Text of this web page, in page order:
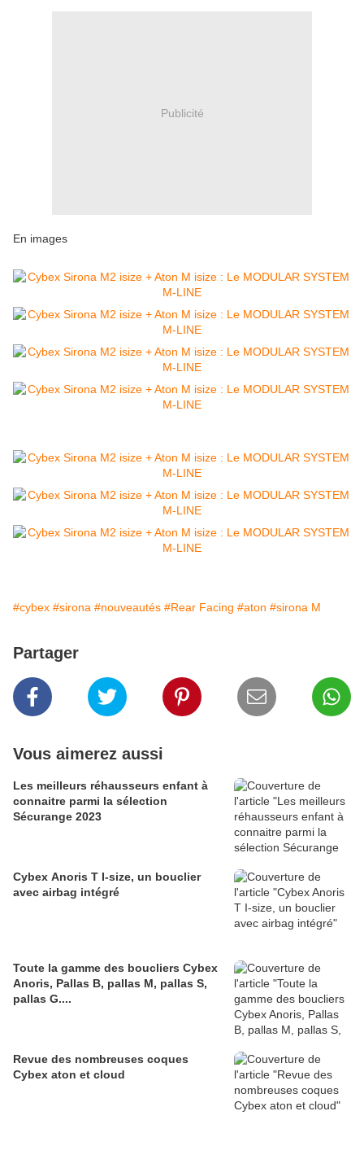
Publicité
En images
#cybex #sirona #nouveautés #Rear Facing #aton #sirona M
Partager
Vous aimerez aussi
Les meilleurs réhausseurs enfant à
connaitre parmi la sélection
Sécurange 2023
Cybex Anoris T I-size, un bouclier
avec airbag intégré
Toute la gamme des boucliers Cybex
Anoris, Pallas B, pallas M, pallas S,
pallas G....
Revue des nombreuses coques
Cybex aton et cloud